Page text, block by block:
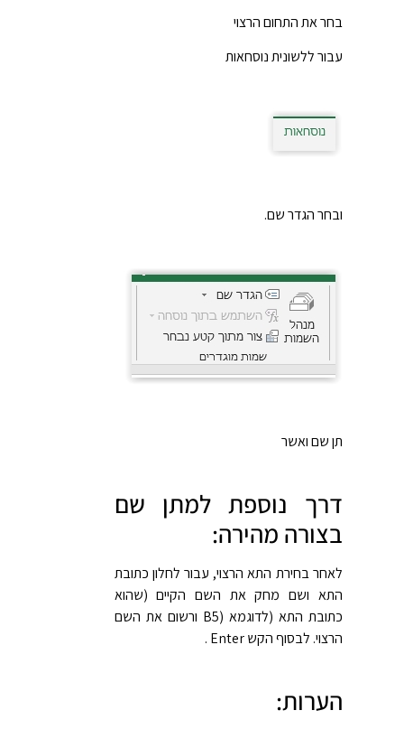
בחר את התחום הרצוי
עבור ללשונית נוסחאות
ובחר הגדר שם.
תן שם ואשר
דרך נוספת למתן שם
בצורה מהירה:
לאחר בחירת התא הרצוי, עבור לחלון כתובת
התא ושם מחק את השם הקיים (שהוא
כתובת התא (לדוגמא (B5 ורשום את השם
הרצוי. לבסוף הקש Enter .
הערות: